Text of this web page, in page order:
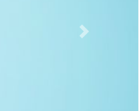
Następne